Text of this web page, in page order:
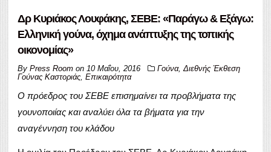
Δρ Κυριάκος Λουφάκης, ΣΕΒΕ: «Παράγω & Εξάγω:
Ελληνική γούνα, όχημα ανάπτυξης της τοπικής
οικονομίας»
By Press Room on 10 Μαΐου, 2016 Γούνα, Διεθνής Έκθεση
Γούνας Καστοριάς Επικαιρότητα
Ο πρόεδρος του ΣΕΒΕ επισημαίνει τα προβλήματα της
γουνοποιίας και αναλύει όλα τα βήματα για την
αναγέννηση του κλάδου